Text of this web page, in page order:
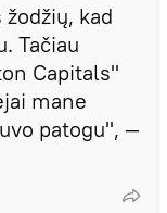
kad
Tačiau
Capitals"
mane
patogu", —